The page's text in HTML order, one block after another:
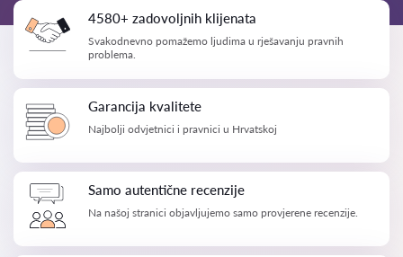
4580+ zadovoljnih klijenata
Svakodnevno pomažemo ljudima u rješavanju pravnih
problema.
Garancija kvalitete
Najbolji odvjetnici i pravnici u Hrvatskoj
Samo autentične recenzije
Na našoj stranici objavljujemo samo provjerene recenzije.